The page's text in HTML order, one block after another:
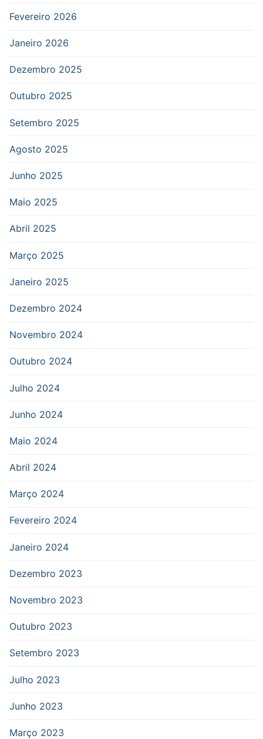
Fevereiro 2026
Janeiro 2026
Dezembro 2025
Outubro 2025
Setembro 2025
Agosto 2025
Junho 2025
Maio 2025
Abril 2025
Março 2025
Janeiro 2025
Dezembro 2024
Novembro 2024
Outubro 2024
Julho 2024
Junho 2024
Maio 2024
Abril 2024
Março 2024
Fevereiro 2024
Janeiro 2024
Dezembro 2023
Novembro 2023
Outubro 2023
Setembro 2023
Julho 2023
Junho 2023
Março 2023